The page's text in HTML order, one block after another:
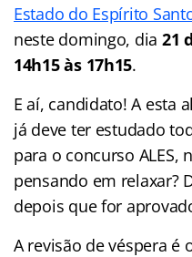
Estado do Espírito
neste domingo, dia 21
14h15 às 17h15.
E aí, candidato! A esta
já deve ter estudado
para o concurso ALES,
pensando em relaxar?
depois que for
A revisão de véspera